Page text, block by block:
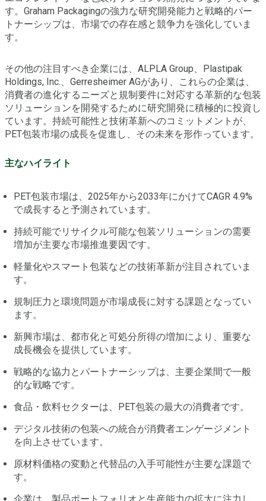
す。Graham Packagingの強力な研究開発能力と戦略的パー
トナーシップは、市場での存在感と競争力を強化していま
す。
その他の注目すべき企業には、ALPLA Group、Plastipak
Holdings, Inc.、Gerresheimer AGがあり、これらの企業は、
消費者の進化するニーズと規制要件に対応する革新的な包装
ソリューションを開発するために研究開発に積極的に投資し
ています。持続可能性と技術革新へのコミットメントが、
PET包装市場の成長を促進し、その未来を形作っています。
主なハイライト
PET包装市場は、2025年から2033年にかけてCAGR 4.9%
で成長すると予測されています。
持続可能でリサイクル可能な包装ソリューションの需要
増加が主要な市場推進要因です。
軽量化やスマート包装などの技術革新が注目されていま
す。
規制圧力と環境問題が市場成長に対する課題となってい
ます。
新興市場は、都市化と可処分所得の増加により、重要な
成長機会を提供しています。
戦略的な協力とパートナーシップは、主要企業間で一般
的な戦略です。
食品・飲料セクターは、PET包装の最大の消費者です。
デジタル技術の包装への統合が消費者エンゲージメント
を向上させています。
原材料価格の変動と代替品の入手可能性が主要な課題で
す。